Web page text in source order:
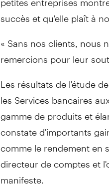
succès et qu'elle plaît à
« Sans nos clients, nous
remercions pour leur
Les résultats de l'étude
les Services bancaires
gamme de produits et
constate d'importants
comme le rendement en
directeur de comptes et
manifeste.